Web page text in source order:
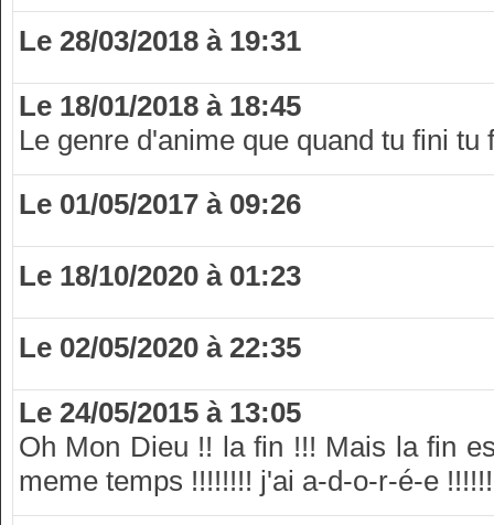
Le 28/03/2018 à 19:31
Le 18/01/2018 à 18:45
Le genre d'anime que quand tu fini tu
Le 01/05/2017 à 09:26
Le 18/10/2020 à 01:23
Le 02/05/2020 à 22:35
Le 24/05/2015 à 13:05
Oh Mon Dieu !! la fin !!! Mais la fin
meme temps !!!!!!!! j'ai a-d-o-r-é-e